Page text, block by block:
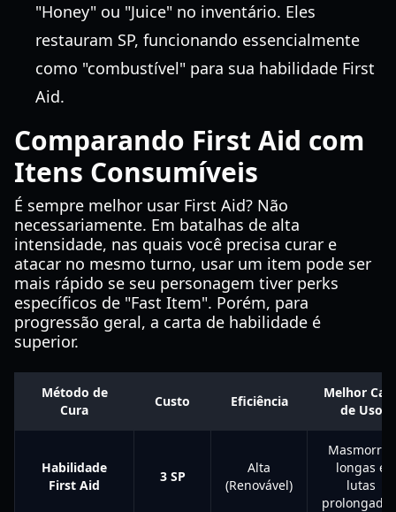
"Honey" ou "Juice" no inventário. Eles
restauram SP, funcionando essencialmente
como "combustível" para sua habilidade First
Aid.
Comparando First Aid com
Itens Consumíveis
É sempre melhor usar First Aid? Não
necessariamente. Em batalhas de alta
intensidade, nas quais você precisa curar e
atacar no mesmo turno, usar um item pode ser
mais rápido se seu personagem tiver perks
específicos de "Fast Item". Porém, para
progressão geral, a carta de habilidade é
superior.
Método de
Cura
Custo Eficiência
Melhor
de Uso
Habilidade
First Aid
3 SP
Alta
(Renovável)
Masmorras
longas e
lutas